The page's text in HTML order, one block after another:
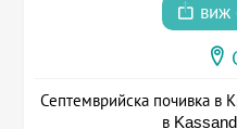
виж
Септемврийска почивка в
в